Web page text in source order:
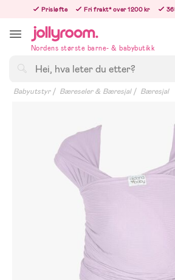
innehållet
Prisløfte Fri frakt* over 1200 kr
Nordens største barne- & babybutikk
Babyutstyr Bæreseler & Bæresjal Bæresjal